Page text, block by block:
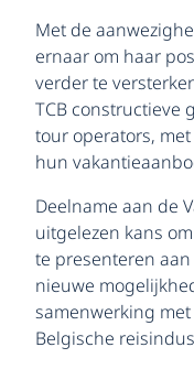
Met de
ernaar om haar
verder te
TCB constructieve
tour operators,
hun
Deelname aan de
uitgelezen kans
te presenteren
nieuwe
samenwerking
Belgische